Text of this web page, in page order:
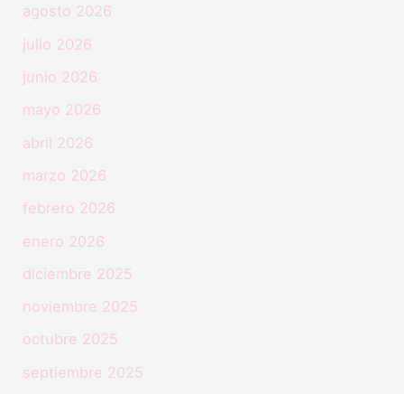
agosto 2026
julio 2026
junio 2026
mayo 2026
abril 2026
marzo 2026
febrero 2026
enero 2026
diciembre 2025
noviembre 2025
octubre 2025
septiembre 2025